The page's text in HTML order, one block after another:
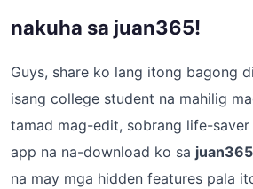
nakuha sa juan365!
Guys, share ko lang itong bagong
isang college student na mahilig
tamad mag-edit, sobrang life-
app na na-download ko sa juan365
na may mga hidden features pala